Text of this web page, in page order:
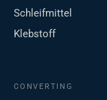
Schleifmittel
Klebstoff
CONVERTING